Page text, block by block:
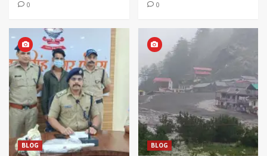
0
0
BLOG BLOG